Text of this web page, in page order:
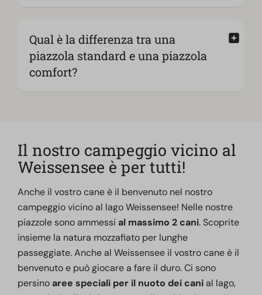
Qual è la differenza tra una
piazzola standard e una piazzola
comfort?
Il nostro campeggio vicino al
Weissensee è per tutti!
Anche il vostro cane è il benvenuto nel nostro
campeggio vicino al lago Weissensee! Nelle nostre
piazzole sono ammessi al massimo 2 cani. Scoprite
insieme la natura mozzafiato per lunghe
passeggiate. Anche al Weissensee il vostro cane è il
benvenuto e può giocare a fare il duro. Ci sono
persino aree speciali per il nuoto dei canial lago,